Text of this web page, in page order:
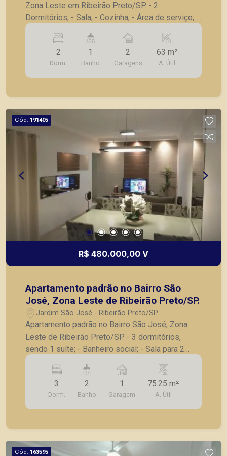
Zona Leste em Ribeirão Preto/SP. - 2
Dormitórios, - Sala; - Cozinha; - Área de serviço; -
Banheiro social; - 2 Vaga de garagem; A Piramid
tem como objetivo atender seus clientes com
agilidade e segurança, em locação, vendas de
imóveis prontos, usados ou mesmo nos
principais lançamentos da cidade de Ribeirão
2
Dorm.
1
Banho
2
Garagens
63 m²
A. Útil
Cód. 191405
R$ 480.000,00 V
Apartamento padrão no Bairro São
José, Zona Leste de Ribeirão Preto/SP.
Jardim São José - Ribeirão Preto/SP
Apartamento padrão no Bairro São José, Zona
Leste de Ribeirão Preto/SP. - 3 dormitórios,
sendo 1 suíte; - Banheiro social; - Sala para 2
ambientes; - Sacada; - Cozinha planejada; -
Lavanderia; - 2 vagas de garagem. A Piramid tem
como objetivo atender seus clientes com
agilidade e segurança, em locação, vendas de
imóveis prontos, usados ou mesmo nos
3
Dorm.
2
Banho
1
Garagem
75.25 m²
A. Útil
Cód. 163595